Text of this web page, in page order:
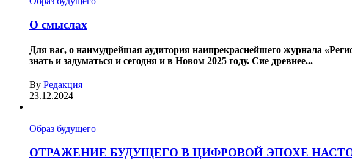
О смыслах
Для вас, о наимудрейшая аудитория наипрекраснейшего журнала
знать и задуматься и сегодня и в Новом 2025 году. Сие древнее...
By Редакция
23.12.2024
Образ будущего
ОТРАЖЕНИЕ БУДУЩЕГО В ЦИФРОВОЙ ЭПОХЕ